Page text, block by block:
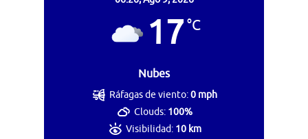
17°C
Nubes
Ráfagas de viento:0 mph
Clouds: 100%
Visibilidad: 10 km